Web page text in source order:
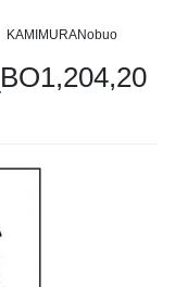
KAMIMURANobuo